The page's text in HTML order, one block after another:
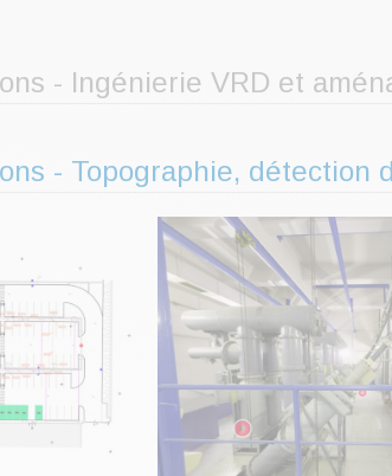
- Ingénierie VRD et
- Topographie, détection